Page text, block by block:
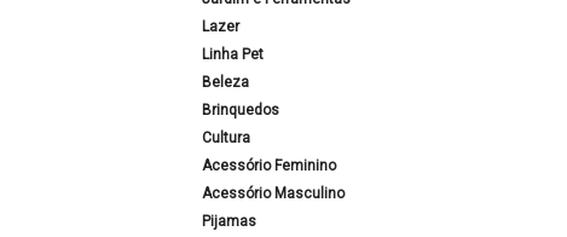
Lazer
Linha Pet
Beleza
Brinquedos
Cultura
Acessório Feminino
Acessório Masculino
Pijamas